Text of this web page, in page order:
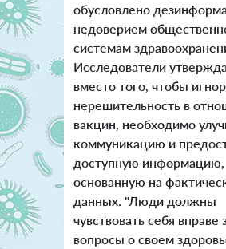
обусловлено
недоверием
системам
Исследователи
вместо того, чтобы
нерешительность в
вакцин, необходимо
коммуникацию и
доступную информацию,
основанную на
данных. "Люди должны
чувствовать себя вправе
вопросы о своем